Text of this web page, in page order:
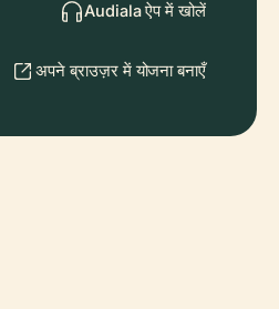
Audiala ऐप में खोलें
अपने ब्राउज़र में योजना बनाएँ